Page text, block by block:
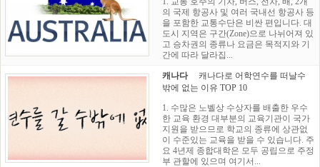
의 국제 항공사 및 여러 국내선 항공사 등
을 포함한 교통수단은 비싼 편입니다. 대
도시 지역은 구간(Zone)으로 나뉘어져 있
고 승차권의 종류나 요금은 목적지와 기
간에 따라 달라집...
캐나다
캐나다로 어학연수를 떠날수
밖에 없는 이유 TOP 10
1. 수많은 노벨상 수상자를 배출한 우수
한 교육 환경 대부분의 교육기관이 국가
지원을 받으므로 학교의 종류에 상관없
이 수준있는 교육을 받을 수 있습니다. 주
요 4년제 종합대학은 모두 공립으로 주정
부 관할에 있으며 여기서...